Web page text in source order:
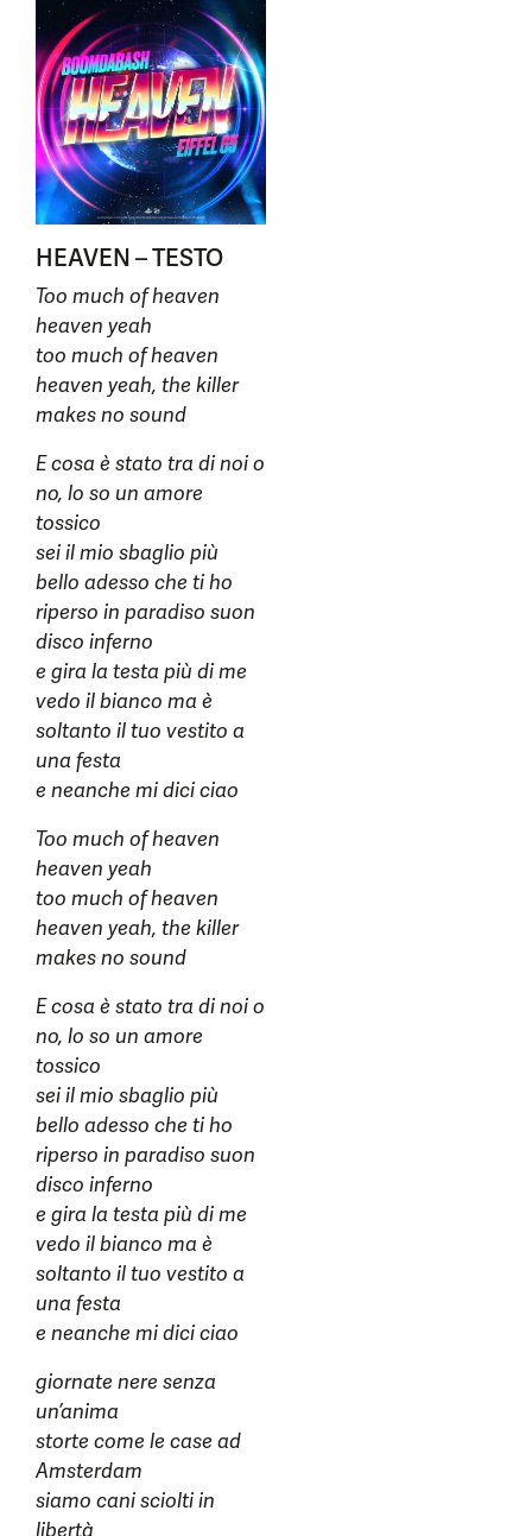
HEAVEN – TESTO
Too much of heaven
heaven yeah
too much of heaven
heaven yeah, the killer
makes no sound
E cosa è stato tra di noi o
no, lo so un amore
tossico
sei il mio sbaglio più
bello adesso che ti ho
riperso in paradiso suon
disco inferno
e gira la testa più di me
vedo il bianco ma è
soltanto il tuo vestito a
una festa
e neanche mi dici ciao
Too much of heaven
heaven yeah
too much of heaven
heaven yeah, the killer
makes no sound
E cosa è stato tra di noi o
no, lo so un amore
tossico
sei il mio sbaglio più
bello adesso che ti ho
riperso in paradiso suon
disco inferno
e gira la testa più di me
vedo il bianco ma è
soltanto il tuo vestito a
una festa
e neanche mi dici ciao
giornate nere senza
un’anima
storte come le case ad
Amsterdam
siamo cani sciolti in
libertà